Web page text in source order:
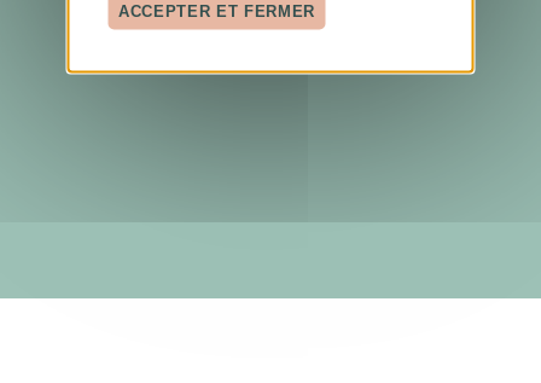
ACCEPTER ET FERMER